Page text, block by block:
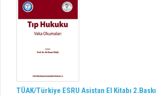
TÜAK/Türkiye ESRU Asistan El Kitabı 2.Baskı